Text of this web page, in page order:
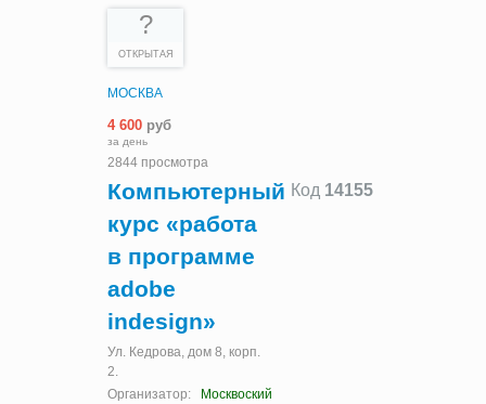
?
ОТКРЫТАЯ
МОСКВА
4 600 руб
за день
2844 просмотра
Код 14155
Компьютерный
курс «работа
в программе
adobe
indesign»
Ул. Кедрова, дом 8, корп.
2.
Организатор:
Москвоский